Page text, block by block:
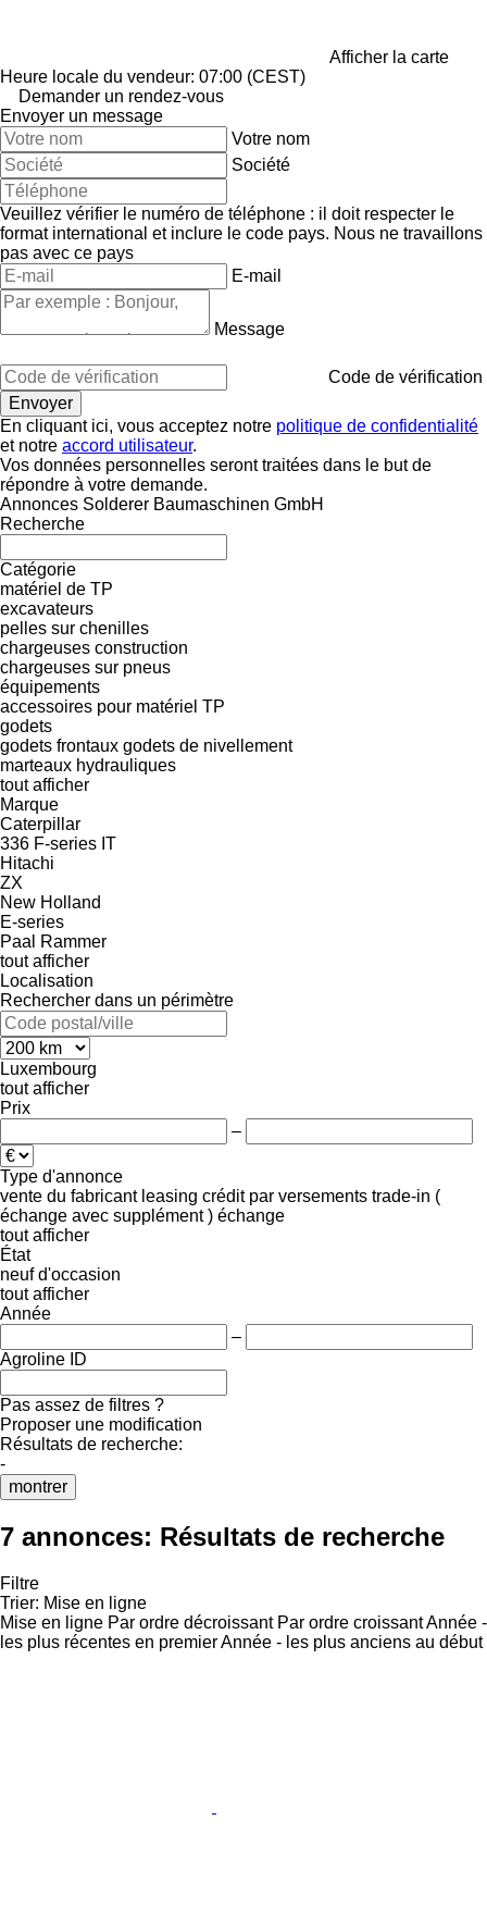
Afficher la carte
Heure locale du vendeur: 07:00 (CEST)
Demander un rendez-vous
Envoyer un message
Votre nom
Société
Veuillez vérifier le numéro de téléphone : il doit respecter le
format international et inclure le code pays. Nous ne travaillons
pas avec ce pays
E-mail
Message
Code de vérification
En cliquant ici, vous acceptez notre politique de confidentialité
et notre accord utilisateur.
Vos données personnelles seront traitées dans le but de
répondre à votre demande.
Annonces Solderer Baumaschinen GmbH
Recherche
Catégorie
matériel de TP
excavateurs
pelles sur chenilles
chargeuses construction
chargeuses sur pneus
équipements
accessoires pour matériel TP
godets
godets frontaux godets de nivellement
marteaux hydrauliques
tout afficher
Marque
Caterpillar
336 F-series IT
Hitachi
ZX
New Holland
E-series
Paal
Rammer
tout afficher
Localisation
Rechercher dans un périmètre
Luxembourg
tout afficher
Prix
–
Type d'annonce
vente du fabricant leasing crédit par versements trade-in (
échange avec supplément ) échange
tout afficher
État
neuf d'occasion
tout afficher
Année
–
Agroline ID
Pas assez de filtres ?
Proposer une modification
Résultats de recherche:
-
montrer
7 annonces: Résultats de recherche
Filtre
Trier: Mise en ligne
Mise en ligne Par ordre décroissant Par ordre croissantAnnée -
les plus récentes en premierAnnée - les plus anciens au début